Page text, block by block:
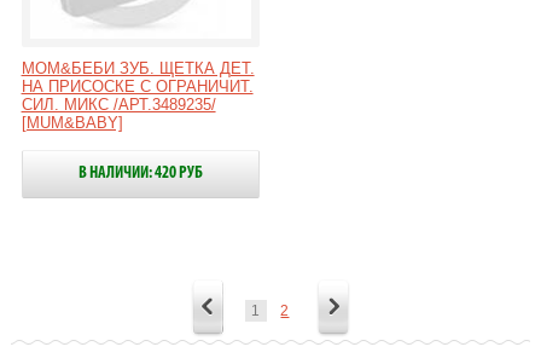
МОМ&БЕБИ ЗУБ. ЩЕТКА ДЕТ.
НА ПРИСОСКЕ С ОГРАНИЧИТ.
СИЛ. МИКС /АРТ.3489235/
[MUM&BABY]
В НАЛИЧИИ: 420 РУБ
1 2